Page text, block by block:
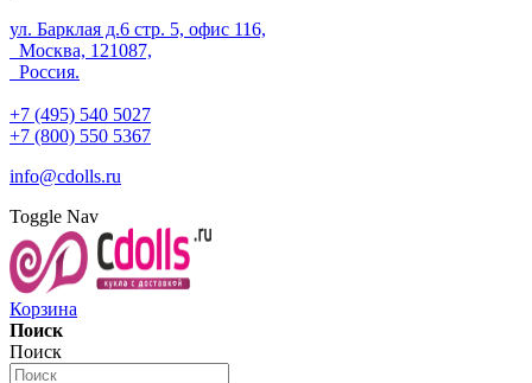
ул. Барклая д.6 стр. 5, офис 116,
Москва, 121087,
Россия.
+7 (495) 540 5027
+7 (800) 550 5367
info@cdolls.ru
Toggle Nav
Корзина
Поиск
Поиск